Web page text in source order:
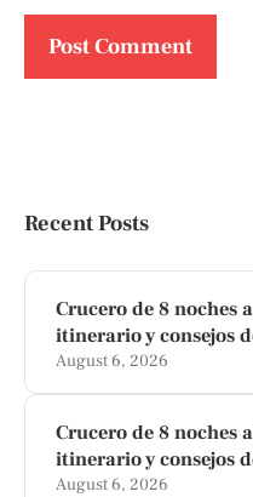
Recent Posts
Crucero de 8 noches
itinerario y consejos
August 6, 2026
Crucero de 8 noches
itinerario y consejos
August 6, 2026